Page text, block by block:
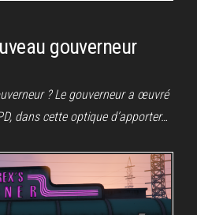
gouverneur
? Le gouverneur a œuvré
dans cette optique d’apporter…